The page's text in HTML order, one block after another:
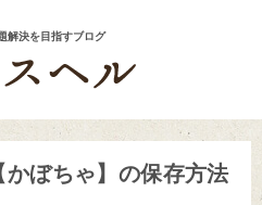
ぼちゃ】の保存方法